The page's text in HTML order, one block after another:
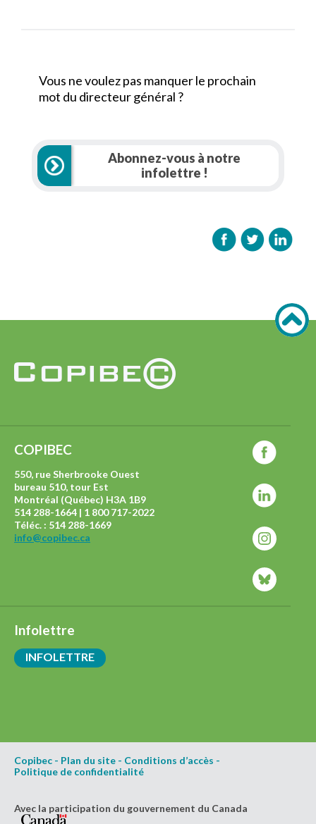
Vous ne voulez pas manquer le prochain
mot du directeur général ?
Abonnez-vous à notre
infolettre !
COPIBEC
550, rue Sherbrooke Ouest
bureau 510, tour Est
Montréal (Québec) H3A 1B9
514 288-1664 | 1 800 717-2022
Téléc. : 514 288-1669
info@copibec.ca
Infolettre
INFOLETTRE
Copibec - Plan du site - Conditions d’accès -
Politique de confidentialité
Avec la participation du gouvernement du Canada